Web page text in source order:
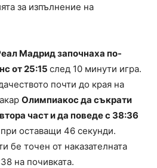
за изпълнение на
Мадрид започнаха по-
от 25:15 след 10 минути игра.
почти до края на
Олимпиакос да съкрати
част и да поведе с 38:36
оставащи 46 секунди.
бе точен от наказателната
на почивката.